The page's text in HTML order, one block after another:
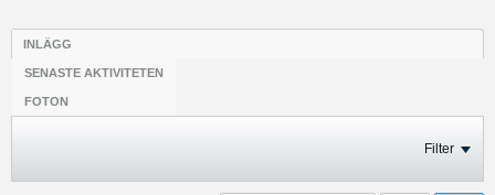
INLÄGG
SENASTE AKTIVITETEN
FOTON
Filter